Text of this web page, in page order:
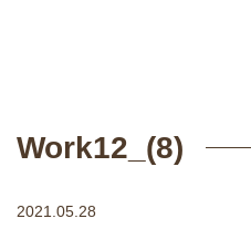
Work12_(8)
2021.05.28